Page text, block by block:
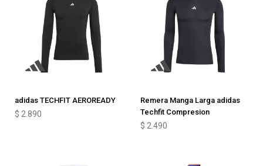
adidas TECHFIT AEROREADY
$ 2.890
Remera Manga Larga adidas
Techfit Compresion
$ 2.490